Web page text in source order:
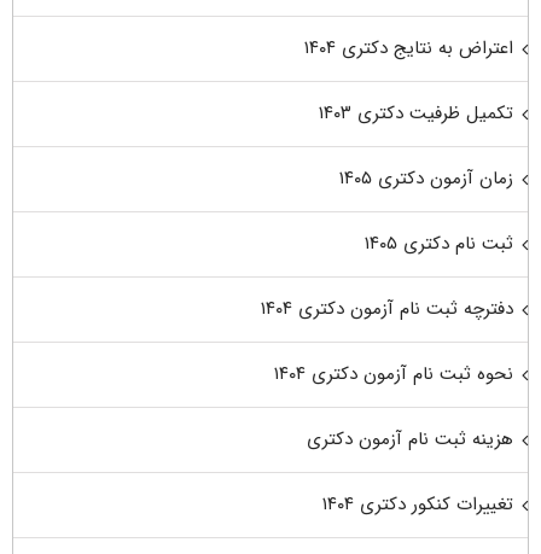
اعتراض به نتایج دکتری ۱۴۰۴
تکمیل ظرفیت دکتری ۱۴۰۳
زمان آزمون دکتری ۱۴۰۵
ثبت نام دکتری ۱۴۰۵
دفترچه ثبت نام آزمون دکتری ۱۴۰۴
نحوه ثبت نام آزمون دکتری ۱۴۰۴
هزینه ثبت نام آزمون دکتری
تغییرات کنکور دکتری ۱۴۰۴